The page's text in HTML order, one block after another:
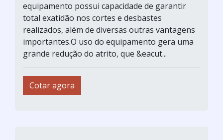
equipamento possui capacidade de garantir
total exatidão nos cortes e desbastes
realizados, além de diversas outras vantagens
importantes.O uso do equipamento gera uma
grande redução do atrito, que &eacut...
Cotar agora